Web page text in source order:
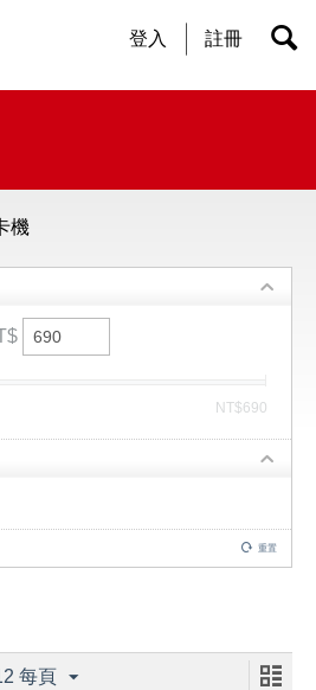
登入 註冊
機
‎NT$690
重置
每頁